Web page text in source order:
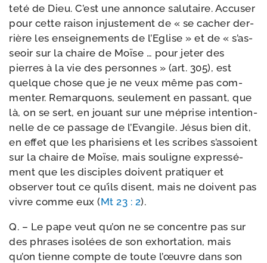
te­té de Dieu. C’est une annonce salu­taire. Accuser
pour cette rai­son injus­te­ment de « se cacher der­
rière les ensei­gne­ments de l’Eglise » et de « s’as­
seoir sur la chaire de Moïse … pour jeter des
pierres à la vie des per­sonnes » (art. 305), est
quelque chose que je ne veux même pas com­
men­ter. Remarquons, seule­ment en pas­sant, que
là, on se sert, en jouant sur une méprise inten­tion­
nelle de ce pas­sage de l’Evangile. Jésus bien dit,
en effet que les pha­ri­siens et les scribes s’as­soient
sur la chaire de Moïse, mais sou­ligne expres­sé­
ment que les dis­ciples doivent pra­ti­quer et
obser­ver tout ce qu’ils disent, mais ne doivent pas
vivre comme eux (Mt 23 : 2).
Q. – Le pape veut qu’on ne se concentre pas sur
des phrases iso­lées de son exhor­ta­tion, mais
qu’on tienne compte de toute l’œuvre dans son